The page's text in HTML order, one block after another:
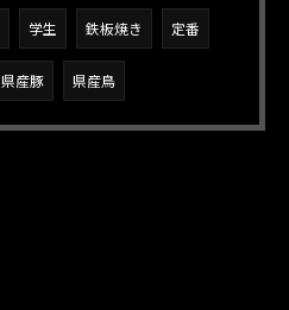
学生 鉄板焼き 定番
県産豚 県産鳥